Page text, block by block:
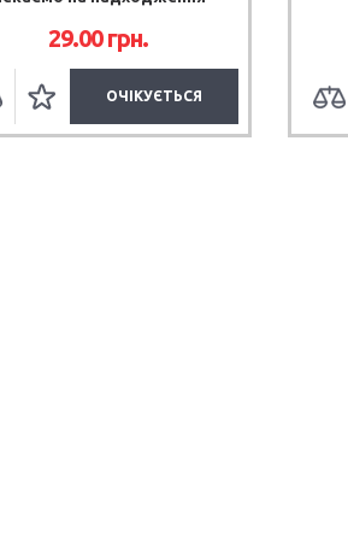
29.00 грн.
ОЧІКУЄТЬСЯ